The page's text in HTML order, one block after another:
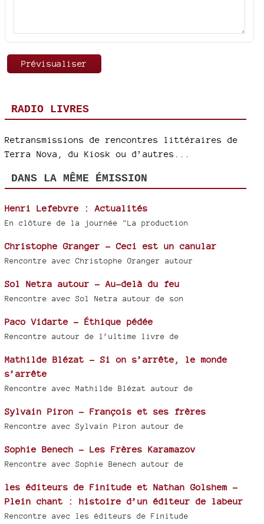
RADIO LIVRES
Retransmissions de rencontres littéraires de
Terra Nova, du Kiosk ou d’autres...
DANS LA MÊME ÉMISSION
Henri Lefebvre : Actualités
En clôture de la journée "La production
Christophe Granger - Ceci est un canular
Rencontre avec Christophe Granger autour
Sol Netra autour - Au-delà du feu
Rencontre avec Sol Netra autour de son
Paco Vidarte - Éthique pédée
Rencontre autour de l’ultime livre de
Mathilde Blézat - Si on s’arrête, le monde
s’arrête
Rencontre avec Mathilde Blézat autour de
Sylvain Piron - François et ses frères
Rencontre avec Sylvain Piron autour de
Sophie Benech - Les Frères Karamazov
Rencontre avec Sophie Benech autour de
les éditeurs de Finitude et Nathan Golshem -
Plein chant : histoire d’un éditeur de labeur
Rencontre avec les éditeurs de Finitude